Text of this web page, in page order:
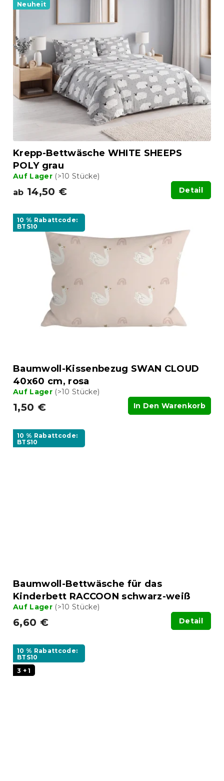
Neuheit
Krepp-Bettwäsche WHITE SHEEPS
POLY grau
Auf Lager (>10 Stücke)
ab 14,50 € Detail
10 % Rabattcode:
BTS10
Baumwoll-Kissenbezug SWAN CLOUD
40x60 cm, rosa
Auf Lager (>10 Stücke)
1,50 € In Den Warenkorb
10 % Rabattcode:
BTS10
Baumwoll-Bettwäsche für das
Kinderbett RACCOON schwarz-weiß
Auf Lager (>10 Stücke)
6,60 € Detail
10 % Rabattcode:
BTS10
3 + 1